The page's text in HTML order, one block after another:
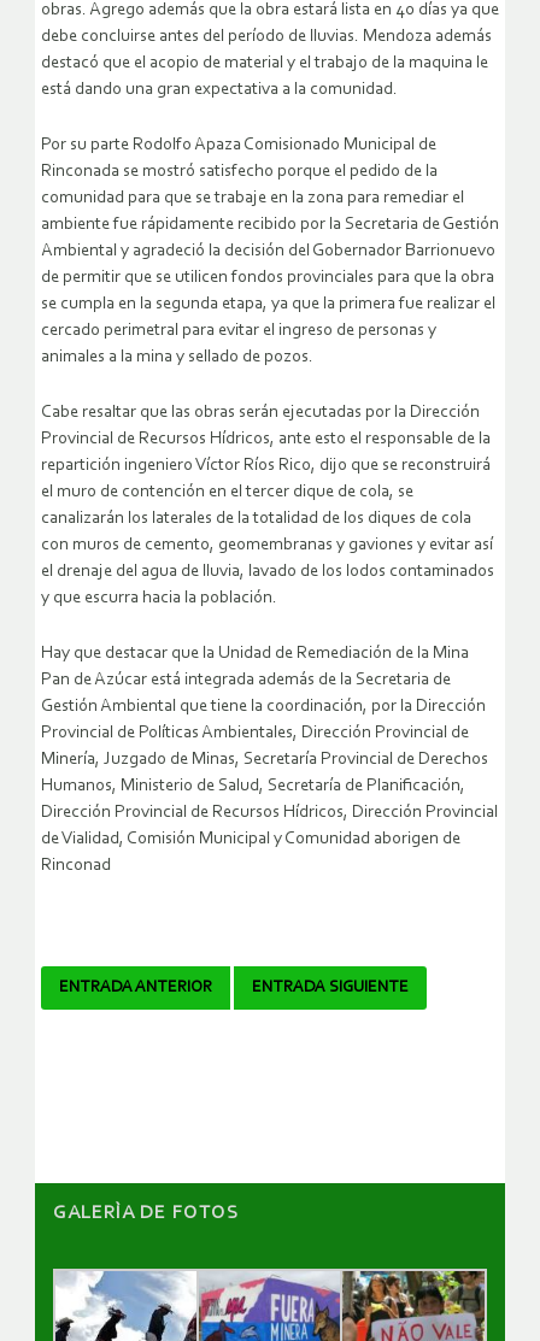
obras. Agrego además que la obra estará lista en 40 días ya que
debe concluirse antes del período de lluvias. Mendoza además
destacó que el acopio de material y el trabajo de la maquina le
está dando una gran expectativa a la comunidad.
Por su parte Rodolfo Apaza Comisionado Municipal de
Rinconada se mostró satisfecho porque el pedido de la
comunidad para que se trabaje en la zona para remediar el
ambiente fue rápidamente recibido por la Secretaria de Gestión
Ambiental y agradeció la decisión del Gobernador Barrionuevo
de permitir que se utilicen fondos provinciales para que la obra
se cumpla en la segunda etapa, ya que la primera fue realizar el
cercado perimetral para evitar el ingreso de personas y
animales a la mina y sellado de pozos.
Cabe resaltar que las obras serán ejecutadas por la Dirección
Provincial de Recursos Hídricos, ante esto el responsable de la
repartición ingeniero Víctor Ríos Rico, dijo que se reconstruirá
el muro de contención en el tercer dique de cola, se
canalizarán los laterales de la totalidad de los diques de cola
con muros de cemento, geomembranas y gaviones y evitar así
el drenaje del agua de lluvia, lavado de los lodos contaminados
y que escurra hacia la población.
Hay que destacar que la Unidad de Remediación de la Mina
Pan de Azúcar está integrada además de la Secretaria de
Gestión Ambiental que tiene la coordinación, por la Dirección
Provincial de Políticas Ambientales, Dirección Provincial de
Minería, Juzgado de Minas, Secretaría Provincial de Derechos
Humanos, Ministerio de Salud, Secretaría de Planificación,
Dirección Provincial de Recursos Hídricos, Dirección Provincial
de Vialidad, Comisión Municipal y Comunidad aborigen de
Rinconad
Navegador
ENTRADA ANTERIOR ENTRADA SIGUIENTE
GALERÌA DE FOTOS